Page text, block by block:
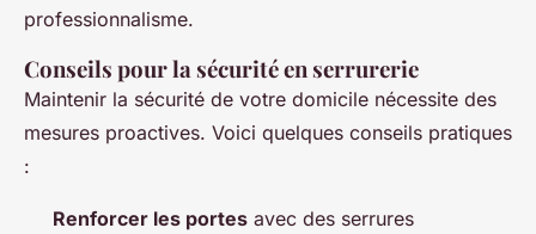
professionnalisme.
Conseils pour la sécurité en serrurerie
Maintenir la sécurité de votre domicile nécessite des
mesures proactives. Voici quelques conseils pratiques
:
Renforcer les portes avec des serrures